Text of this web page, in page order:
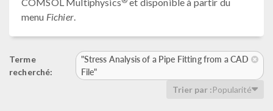
menu Fichier.
Terme
recherché:
"Stress Analysis of a Pipe Fitting from a CAD
File"
Trier par :Popularité